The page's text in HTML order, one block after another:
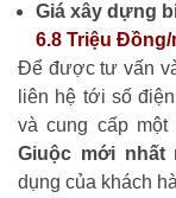
Giá xây dựng
6.8 Triệu Đồng/
Để được tư vấn
liên hệ tới số
và cung cấp một
Giuộc mới nhất
dụng của khách